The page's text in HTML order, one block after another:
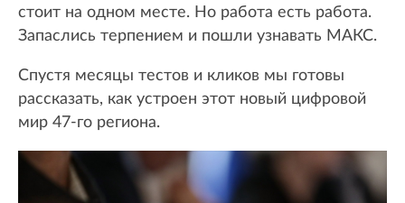
стоит на одном месте. Но работа есть работа.
Запаслись терпением и пошли узнавать МАКС.
Спустя месяцы тестов и кликов мы готовы
рассказать, как устроен этот новый цифровой
мир 47-го региона.